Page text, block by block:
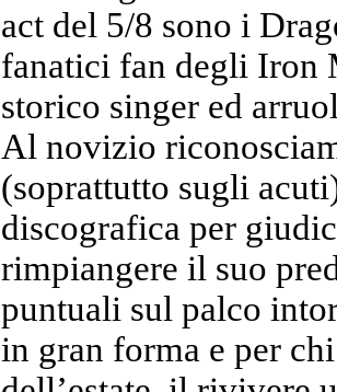
act del 5/8 sono i
fanatici fan degli Iron
storico singer ed
Al novizio
(soprattutto sugli
discografica per
rimpiangere il suo
puntuali sul palco
in gran forma e per